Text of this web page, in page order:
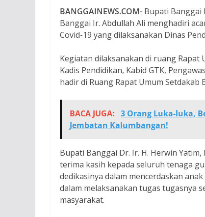
BANGGAINEWS.COM- Bupati Banggai
Banggai Ir. Abdullah Ali menghadiri
Covid-19 yang dilaksanakan Dinas
Kegiatan dilaksanakan di ruang
Kadis Pendidikan, Kabid GTK,
hadir di Ruang Rapat Umum Setdakab
BACA JUGA: 3 Orang Luka-luka,
Jembatan Kalumbangan!
Bupati Banggai Dr. Ir. H. Herwin
terima kasih kepada seluruh tenaga
dedikasinya dalam mencerdaskan
dalam melaksanakan tugas tugasnya
masyarakat.